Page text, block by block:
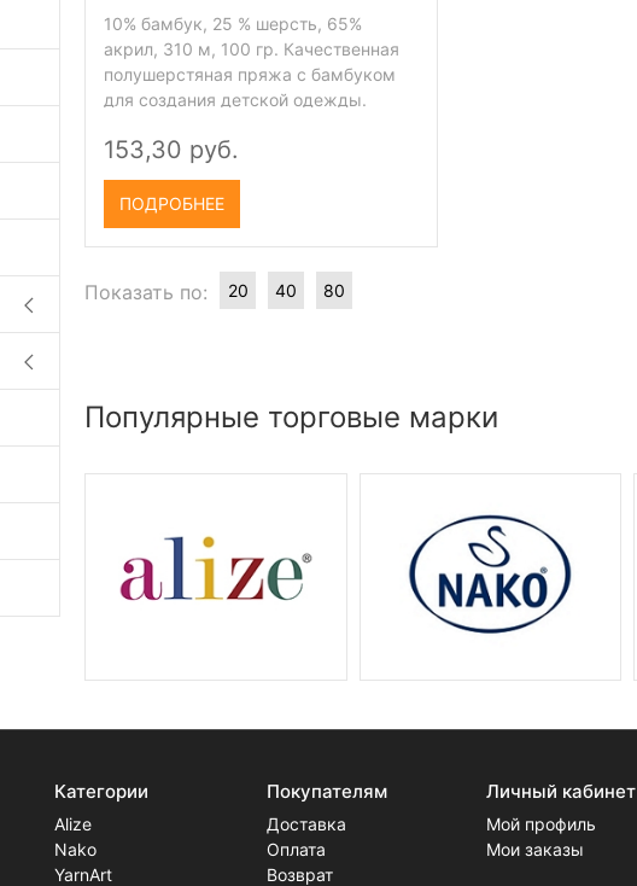
10% бамбук, 25 % шерсть, 65%
акрил, 310 м, 100 гр. Качественная
полушерстяная пряжа с бамбуком
для создания детской одежды.
153,30 руб.
ПОДРОБНЕЕ
Показать по: 20 40 80
Популярные торговые марки
Категории
Alize
Nako
YarnArt
Покупателям
Доставка
Оплата
Возврат
Личный кабинет
Мой профиль
Мои заказы